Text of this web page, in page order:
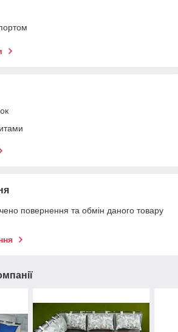
повернення та обмін даного товару